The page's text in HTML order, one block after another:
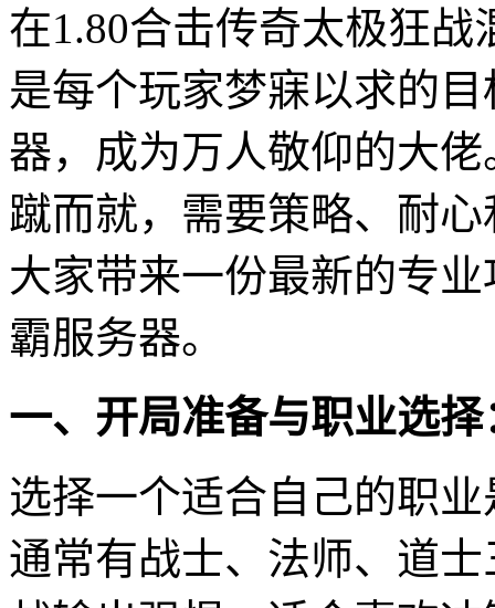
在1.80合击传奇太极狂
是每个玩家梦寐以求的
器，成为万人敬仰的大
蹴而就，需要策略、耐
大家带来一份最新的专
霸服务器。
一、开局准备与职业选择
选择一个适合自己的职
通常有战士、法师、道